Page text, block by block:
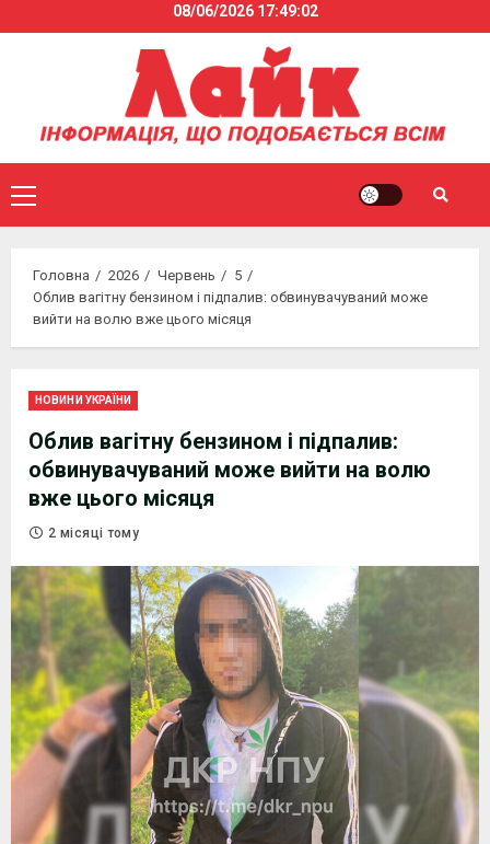
to
08/06/2026 17:49:02
Primary
Menu
Головна 2026 Червень
5
Облив вагітну бензином і підпалив: обвинувачуваний може
вийти на волю вже цього місяця
НОВИНИ УКРАЇНИ
Облив вагітну бензином і підпалив:
обвинувачуваний може вийти на волю
вже цього місяця
2 місяці тому